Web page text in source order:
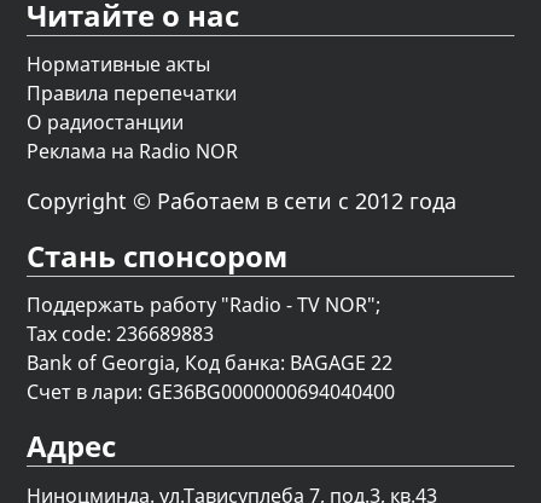
Читайте о нас
Нормативные акты
Правила перепечатки
О радиостанции
Реклама на Radio NOR
Copyright © Работаем в сети с 2012 года
Стань спонсором
Поддержать работу "Radio - TV NOR";
Tax code: 236689883
Bank of Georgia, Код банка: BAGAGE 22
Счет в лари: GE36BG0000000694040400
Адрес
Ниноцминда. ул.Тависуплеба 7, под.3, кв.43